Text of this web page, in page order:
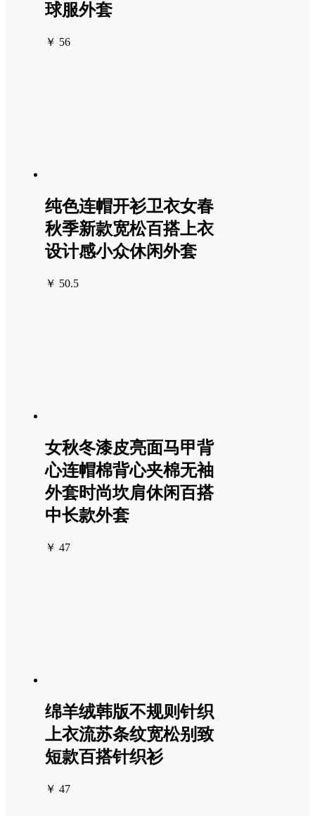
球服外套
￥ 56
纯色连帽开衫卫衣女春
秋季新款宽松百搭上衣
设计感小众休闲外套
￥ 50.5
女秋冬漆皮亮面马甲背
心连帽棉背心夹棉无袖
外套时尚坎肩休闲百搭
中长款外套
￥ 47
绵羊绒韩版不规则针织
上衣流苏条纹宽松别致
短款百搭针织衫
￥ 47